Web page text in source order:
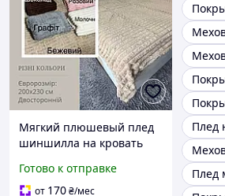
Мягкий плюшевый плед
шиншилла на кровать
Меховой плед-покрывало
двустороннее
Готово к отправке
от 170₴/мес
Плед
Плед